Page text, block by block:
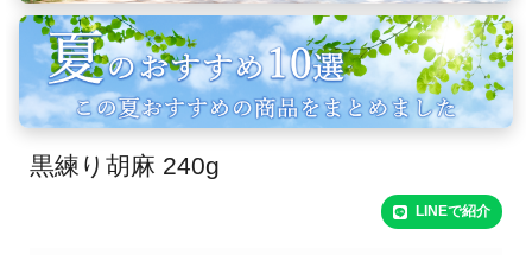
黒練り胡麻 240g
LINEで紹介